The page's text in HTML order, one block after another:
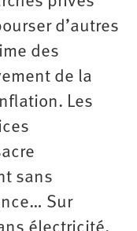
d’autres
des
de la
Les
sans
Sur